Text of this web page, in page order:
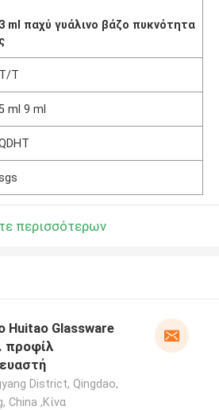
3 ml παχύ γυάλινο βάζο πυκνότητα
ς
Τ/Τ
ml 9 ml
περισσότερων
Huitao Glassware
προφίλ
District, Qingdao,
China ,Κίνα